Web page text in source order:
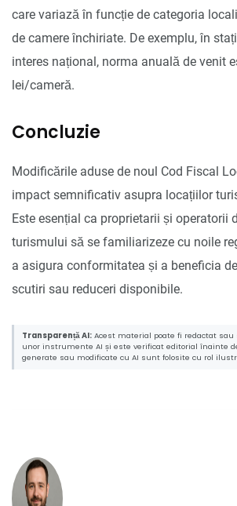
care variază în funcție de categoria
de camere închiriate. De exemplu, în
interes național, norma anuală de venit
lei/cameră.
Concluzie
Modificările aduse de noul Cod Fiscal
impact semnificativ asupra locațiilor
Este esențial ca proprietarii și operatorii
turismului să se familiarizeze cu noile
a asigura conformitatea și a beneficia
scutiri sau reduceri disponibile.
Transparență AI: Acest material poate fi redactat
unor instrumente AI și este verificat editorial înainte
generate sau modificate cu AI sunt folosite cu rol